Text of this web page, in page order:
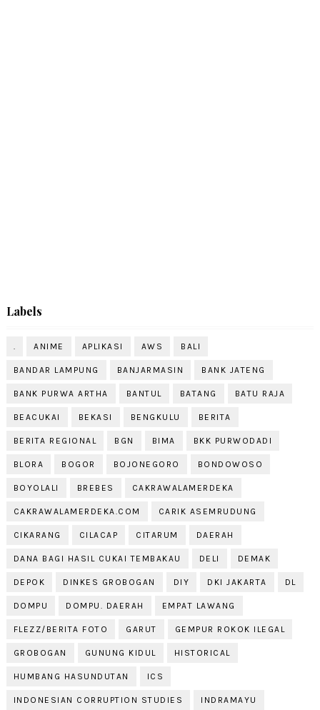
Labels
ANIME APLIKASI AWS BALI
BANDAR LAMPUNG BANJARMASIN BANK JATENG
BANK PURWA ARTHA BANTUL BATANG BATU RAJA
BEACUKAI BEKASI BENGKULU BERITA
BERITA REGIONAL BGN BIMA BKK PURWODADI
BLORA BOGOR BOJONEGORO BONDOWOSO
BOYOLALI BREBES CAKRAWALAMERDEKA
CAKRAWALAMERDEKA.COM CARIK ASEMRUDUNG
CIKARANG CILACAP CITARUM DAERAH
DANA BAGI HASIL CUKAI TEMBAKAU DELI DEMAK
DEPOK DINKES GROBOGAN DIY DKI JAKARTA DL
DOMPU DOMPU. DAERAH EMPAT LAWANG
FLEZZ/BERITA FOTO GARUT GEMPUR ROKOK ILEGAL
GROBOGAN GUNUNG KIDUL HISTORICAL
HUMBANG HASUNDUTAN ICS
INDONESIAN CORRUPTION STUDIES INDRAMAYU